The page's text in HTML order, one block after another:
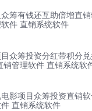
众筹有钱还互助倍增直
件 直销系统软件
众筹投资分红带积分
销管理软件 直销系统软
影项目众筹投资直销
直销系统软件